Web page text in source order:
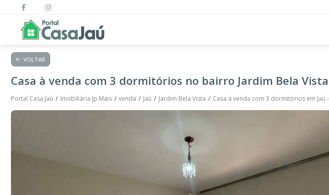
VOLTAR
Casa à venda com 3 dormitórios no bairro Jardim Bela Vista
Portal Casa Jaú Imobiliária Jp Mais venda Jaú Jardim Bela Vista Casa à venda com 3 dormitórios em Jaú -